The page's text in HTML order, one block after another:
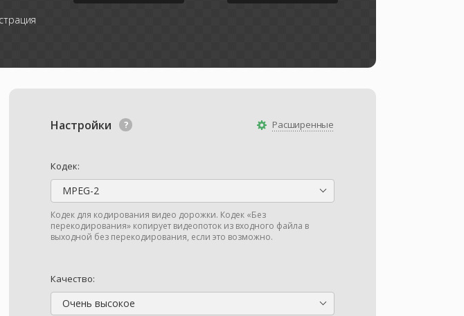
Расширенные
Настройки
Кодек:
MPEG-2
Кодек для кодирования видео дорожки. Кодек «Без
перекодирования» копирует видеопоток из входного файла в
выходной без перекодирования, если это возможно.
Качество:
Очень высокое